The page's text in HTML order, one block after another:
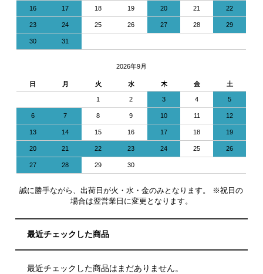
16 17 18 19 20 21 22
23 24 25 26 27 28 29
30 31
2026年9月
日 月 火 水 木 金 土
1 2 3 4 5
6 7 8 9 10 11 12
13 14 15 16 17 18 19
20 21 22 23 24 25 26
27 28 29 30
誠に勝手ながら、出荷日が火・水・金のみとなります。 ※祝日の
場合は翌営業日に変更となります。
最近チェックした商品
最近チェックした商品はまだありません。